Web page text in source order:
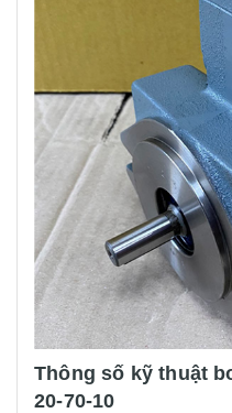
Thông số kỹ thuật
20-70-10